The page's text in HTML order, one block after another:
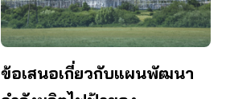
ข้อเสนอเกี่ยวกับแผนพัฒนา